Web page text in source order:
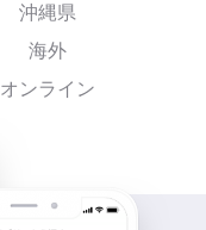
沖縄県
海外
オンライン